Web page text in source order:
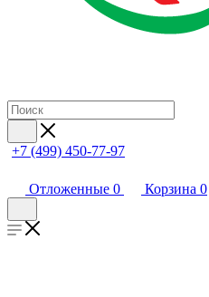
+7 (499) 450-77-97
Отложенные 0 Корзина 0